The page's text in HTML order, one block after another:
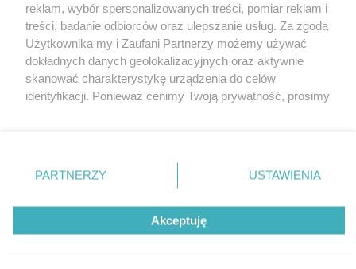
Nie zapomnij
zapoznać się z:
polityką prywatności regulamin korzystania z portali
Twojemiasto
Piekary Śląskie
Chorzów
Tarnowskie Góry
Gliwice
Skontaktuj sięz nami
Kontakt
Wydawca
Pogoda
reklam, wybór spersonalizowanych treści, pomiar reklam i
treści, badanie odbiorców oraz ulepszanie usług. Za zgodą
Użytkownika my i Zaufani Partnerzy możemy używać
dokładnych danych geolokalizacyjnych oraz aktywnie
skanować charakterystykę urządzenia do celów
identyfikacji. Ponieważ cenimy Twoją prywatność, prosimy
prywatności znajdujący się w lewym dolnym rogu strony
. Niektóre rodzaje przetwarzania danych nie wymagają
zgody użytkownika, ale masz prawo sprzeciwić się
takiemu przetwarzaniu. Preferencje będą miały
zastosowania tylko na tej witrynie.
PARTNERZY USTAWIENIA
Akceptuję